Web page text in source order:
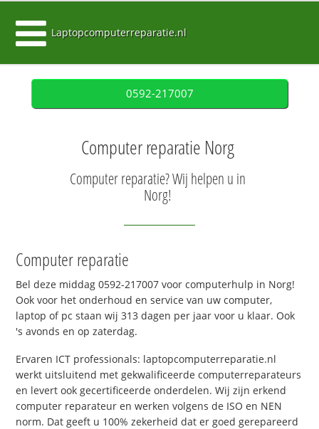
Laptopcomputerreparatie.nl
0592-217007
Computer reparatie Norg
Computer reparatie? Wij helpen u in
Norg!
Computer reparatie
Bel deze middag 0592-217007 voor computerhulp in Norg!
Ook voor het onderhoud en service van uw computer,
laptop of pc staan wij 313 dagen per jaar voor u klaar. Ook
's avonds en op zaterdag.
Ervaren ICT professionals: laptopcomputerreparatie.nl
werkt uitsluitend met gekwalificeerde computerreparateurs
en levert ook gecertificeerde onderdelen. Wij zijn erkend
computer reparateur en werken volgens de ISO en NEN
norm. Dat geeft u 100% zekerheid dat er goed gerepareerd